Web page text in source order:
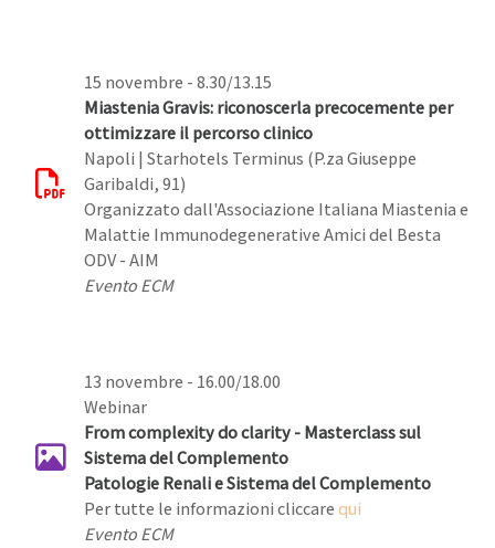
15 novembre - 8.30/13.15
Miastenia Gravis: riconoscerla precocemente per
ottimizzare il percorso clinico
Napoli | Starhotels Terminus (P.za Giuseppe
Garibaldi, 91)
Organizzato dall'Associazione Italiana Miastenia e
Malattie Immunodegenerative Amici del Besta
ODV - AIM
Evento ECM
13 novembre - 16.00/18.00
Webinar
From complexity do clarity - Masterclass sul
Sistema del Complemento
Patologie Renali e Sistema del Complemento
Per tutte le informazioni cliccarequi
Evento ECM